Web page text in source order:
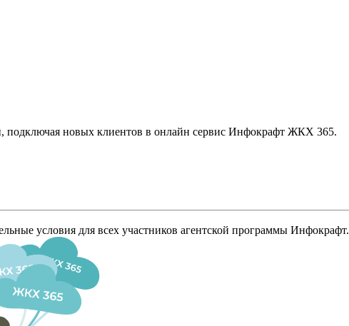
подключая новых клиентов в онлайн сервис Инфокрафт ЖКХ 365.
условия для всех участников агентской программы Инфокрафт.